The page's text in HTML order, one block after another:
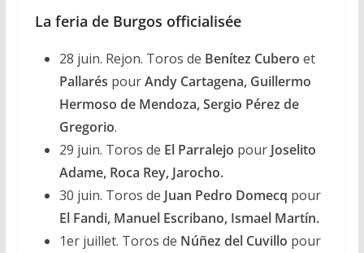
La feria de Burgos officialisée
28 juin. Rejon. Toros de Benítez Cubero et
Pallarés pourAndy Cartagena, Guillermo
Hermoso de Mendoza, Sergio Pérez de
Gregorio.
29 juin. Toros de El Parralejo pour Joselito
Adame, Roca Rey, Jarocho.
30 juin. Toros de Juan Pedro Domecq pour
El Fandi, Manuel Escribano, Ismael Martín.
1er juillet. Toros de Núñez del Cuvillo pour